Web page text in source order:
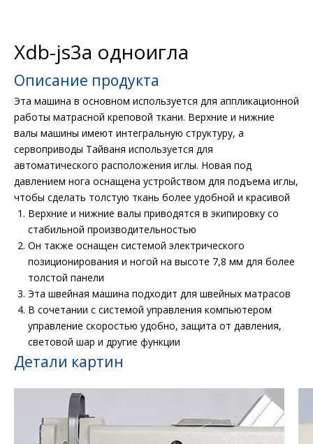
Xdb-js3a одноигла
Описание продукта
Эта машина в основном используется для аппликационной
работы матрасной креповой ткани. Верхние и нижние
валы машины имеют интегральную структуру, а
сервоприводы Тайваня используется для
автоматического расположения иглы. Новая под
давлением нога оснащена устройством для подъема иглы,
чтобы сделать толстую ткань более удобной и красивой
Верхние и нижние валы приводятся в экипировку со
стабильной производительностью
Он также оснащен системой электрического
позиционирования и ногой на высоте 7,8 мм для более
толстой панели
Эта швейная машина подходит для швейных матрасов
В сочетании с системой управления компьютером
управление скоростью удобно, защита от давления,
световой шар и другие функции
Детали картин